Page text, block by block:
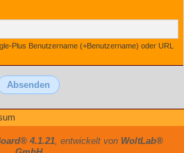
Plus Benutzername (+Benutzername) oder URL
4.1.21, entwickelt von WoltLab®